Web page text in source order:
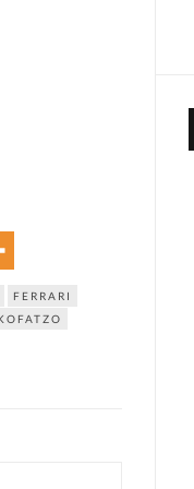
FERRARI